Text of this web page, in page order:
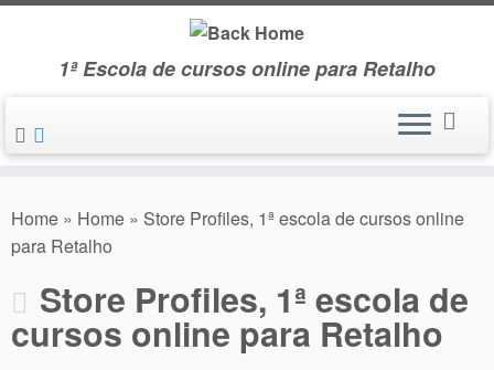
Skip
1ª Escola de cursos online para Retalho
Home » Home » Store Profiles, 1ª escola de cursos online
para Retalho
Store Profiles, 1ª escola de
cursos online para Retalho